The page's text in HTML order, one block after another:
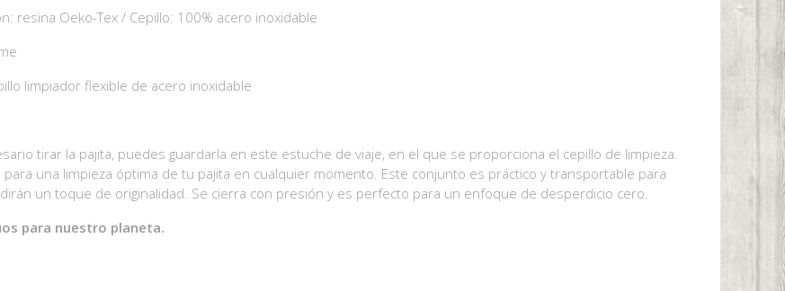
resina Oeko-Tex / Cepillo: 100% acero inoxidable
limpiador flexible de acero inoxidable
tirar la pajita, puedes guardarla en este estuche de viaje, en el que se proporciona el cepillo de limpieza.
una limpieza óptima de tu pajita en cualquier momento. Este conjunto es práctico y transportable para
un toque de originalidad. Se cierra con presión y es perfecto para un enfoque de desperdicio cero.
para nuestro planeta.